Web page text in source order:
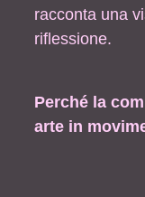
racconta una
riflessione.
Perché la
arte in